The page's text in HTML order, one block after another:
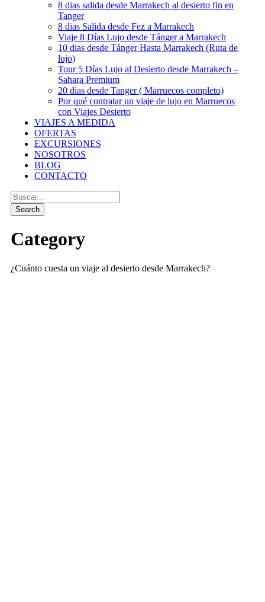
8 dias salida desde Marrakech al desierto fin en
Tanger
8 dias Salida desde Fez a Marrakech
Viaje 8 Días Lujo desde Tánger a Marrakech
10 dias desde Tánger Hasta Marrakech (Ruta de
lujo)
Tour 5 Días Lujo al Desierto desde Marrakech –
Sahara Premium
20 dias desde Tanger ( Marruecos completo)
Por qué contratar un viaje de lujo en Marruecos
con Viajes Desierto
VIAJES A MEDIDA
OFERTAS
EXCURSIONES
NOSOTROS
BLOG
CONTACTO
Category
¿Cuánto cuesta un viaje al desierto desde Marrakech?